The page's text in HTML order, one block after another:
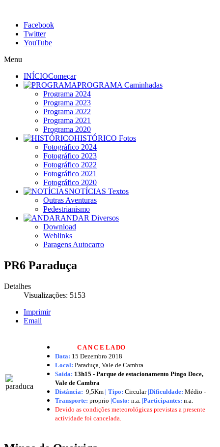
Facebook
Twitter
YouTube
Menu
INÍCIOComeçar
PROGRAMA Caminhadas
Programa 2024
Programa 2023
Programa 2022
Programa 2021
Programa 2020
HISTÓRICO Fotos
Fotográfico 2024
Fotográfico 2023
Fotográfico 2022
Fotográfico 2021
Fotográfico 2020
NOTÍCIAS Textos
Outras Aventuras
Pedestrianismo
ANDAR Diversos
Download
Weblinks
Paragens Autocarro
PR6 Paraduça
Detalhes
Visualizações: 5153
Imprimir
Email
C A N C E L A DO
Data: 15 Dezembro 2018
Local: Paraduça, Vale de Cambra
Saída: 13h15 - Parque de estacionamento Pingo Doce,
Vale de Cambra
Distância: 9,5Km | Tipo: Circular |Dificuldade: Médio -
Transporte: proprio |Custo: n.a. |Participantes: n.a.
Devido as condições meteorológicas previstas a presente
actividade foi cancelada.